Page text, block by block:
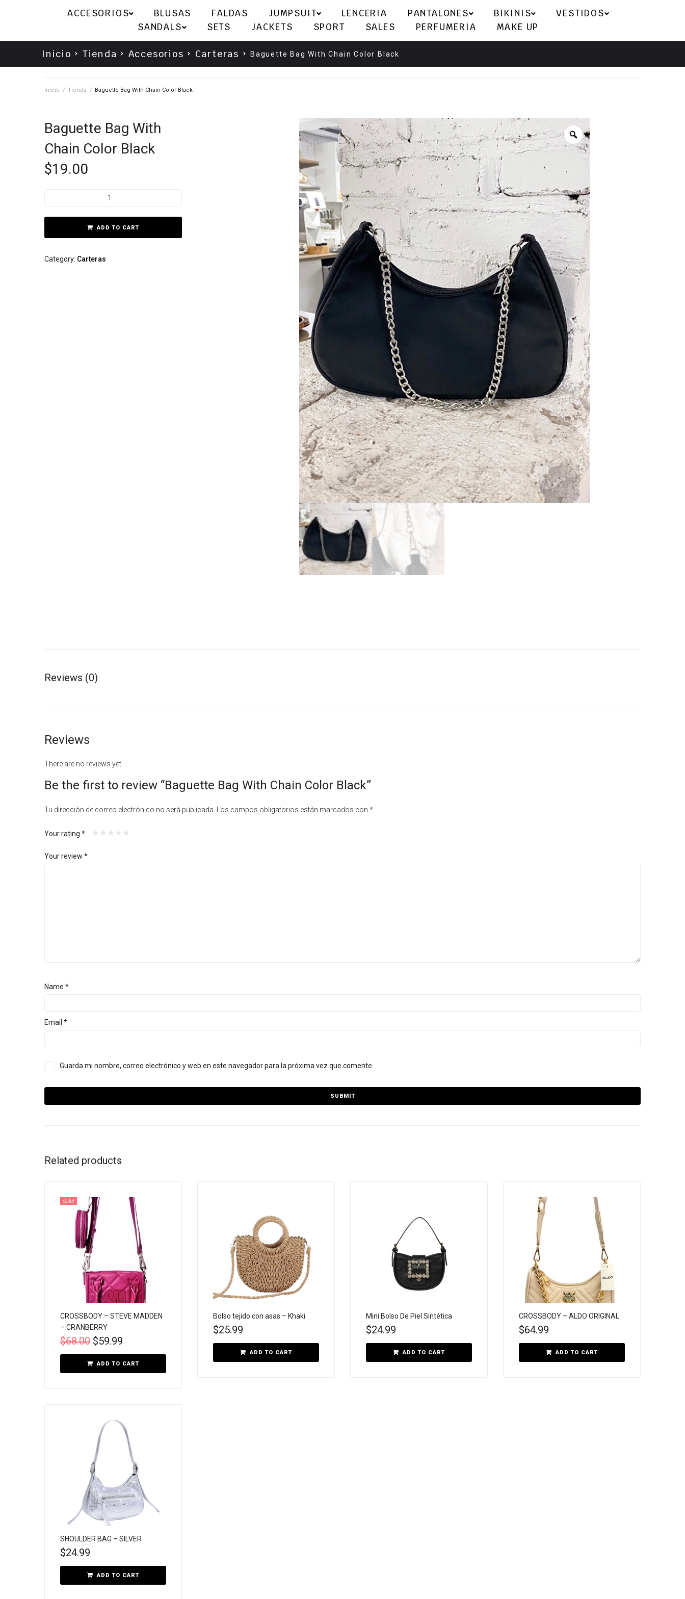
ACCESORIOS BLUSAS FALDAS JUMPSUIT LENCERIA PANTALONES BIKINIS
VESTIDOS
SANDALS
SETS JACKETS SPORT SALES PERFUMERIA MAKE UP
Inicio Tienda Accesorios Carteras Baguette Bag With Chain Color Black
Inicio / Tienda / Baguette Bag With Chain Color Black
Baguette Bag With
Chain Color Black
$19.00
ADD TO CART
Category: Carteras
Reviews (0)
Reviews
There are no reviews yet.
Be the first to review “Baguette Bag With Chain Color Black”
Tu dirección de correo electrónico no será publicada. Los campos obligatorios están marcados con *
Your rating *
Your review *
Name *
Email *
Guarda mi nombre, correo electrónico y web en este navegador para la próxima vez que comente.
Related products
Sale!
CROSSBODY – STEVE MADDEN
– CRANBERRY
$68.00 $59.99
ADD TO CART
Bolso tejido con asas – Khaki
$25.99
ADD TO CART
Mini Bolso De Piel Sintética
$24.99
ADD TO CART
CROSSBODY – ALDO ORIGINAL
$64.99
ADD TO CART
SHOULDER BAG – SILVER
$24.99
ADD TO CART